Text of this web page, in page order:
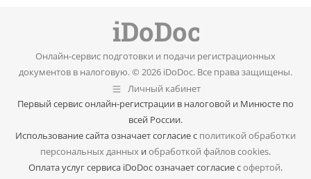
Онлайн-сервис подготовки и подачи регистрационных
документов в налоговую. © 2026 iDoDoc. Все права защищены.
Личный кабинет
Первый сервис онлайн-регистрации в налоговой и Минюсте по
всей России.
Использование сайта означает согласие с политикой обработки
персональных данных иобработкой файлов cookies.
Оплата услуг сервиса iDoDoc означает согласие софертой.